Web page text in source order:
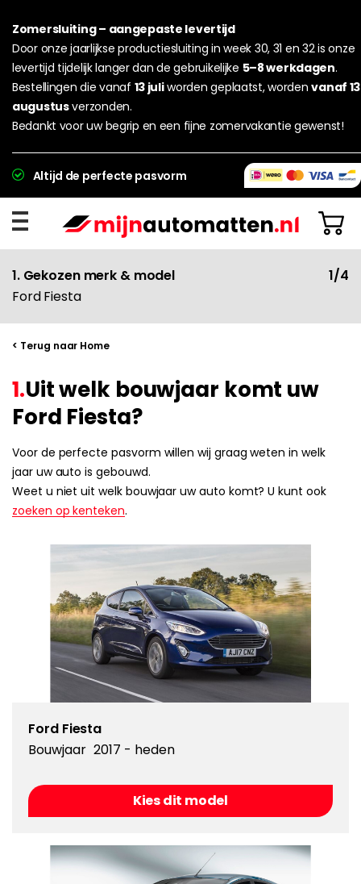
Zomersluiting – aangepaste levertijd
Door onze jaarlijkse productiesluiting in week 30, 31 en 32 is onze
levertijd tijdelijk langer dan de gebruikelijke 5–8 werkdagen.
Bestellingen die vanaf 13 juliworden geplaatst, wordenvanaf 13
augustusverzonden.
Bedankt voor uw begrip en een fijne zomervakantie gewenst!
Altijd de perfecte pasvorm
1. Gekozen merk & model
Ford Fiesta
1/4
< Terug naar Home
1.Uit welk bouwjaar komt uw
Ford Fiesta?
Voor de perfecte pasvorm willen wij graag weten in welk
jaar uw auto is gebouwd.
Weet u niet uit welk bouwjaar uw auto komt? U kunt ook
zoeken op kenteken.
Ford Fiesta
Bouwjaar 2017 - heden
Kies dit model